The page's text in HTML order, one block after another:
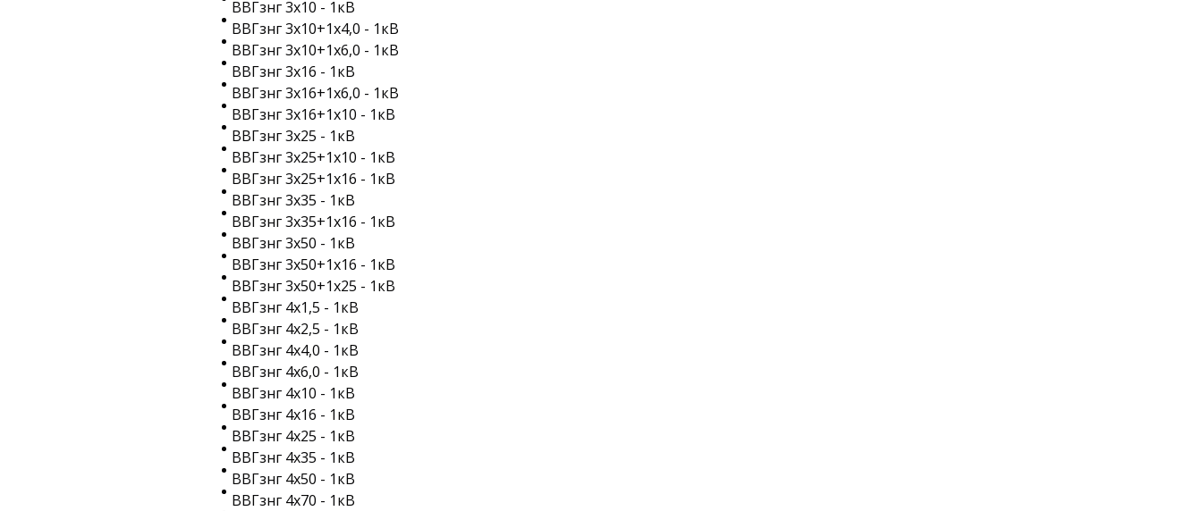
ВВГзнг 3х10 - 1кВ
ВВГзнг 3х10+1х4,0 - 1кВ
ВВГзнг 3х10+1х6,0 - 1кВ
ВВГзнг 3х16 - 1кВ
ВВГзнг 3х16+1х6,0 - 1кВ
ВВГзнг 3х16+1х10 - 1кВ
ВВГзнг 3х25 - 1кВ
ВВГзнг 3х25+1х10 - 1кВ
ВВГзнг 3х25+1х16 - 1кВ
ВВГзнг 3х35 - 1кВ
ВВГзнг 3х35+1х16 - 1кВ
ВВГзнг 3х50 - 1кВ
ВВГзнг 3х50+1х16 - 1кВ
ВВГзнг 3х50+1х25 - 1кВ
ВВГзнг 4х1,5 - 1кВ
ВВГзнг 4х2,5 - 1кВ
ВВГзнг 4х4,0 - 1кВ
ВВГзнг 4х6,0 - 1кВ
ВВГзнг 4х10 - 1кВ
ВВГзнг 4х16 - 1кВ
ВВГзнг 4х25 - 1кВ
ВВГзнг 4х35 - 1кВ
ВВГзнг 4х50 - 1кВ
ВВГзнг 4х70 - 1кВ